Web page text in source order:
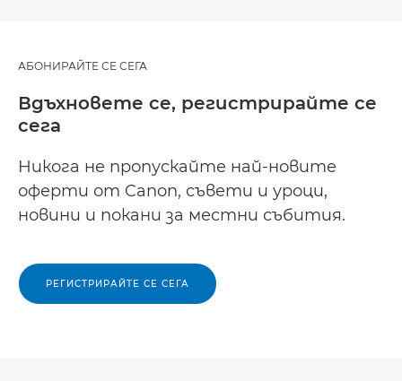
АБОНИРАЙТЕ СЕ СЕГА
Вдъхновете се, регистрирайте се
сега
Никога не пропускайте най-новите
оферти от Canon, съвети и уроци,
новини и покани за местни събития.
РЕГИСТРИРАЙТЕ СЕ СЕГА